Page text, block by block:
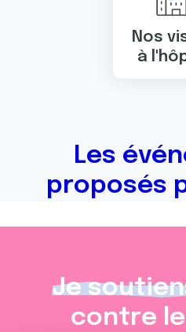
Nos
à
Les
proposés
Je
contre